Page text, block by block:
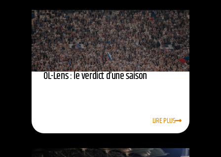
OL-Lens : le verdict d’une saison
LIRE PLUS